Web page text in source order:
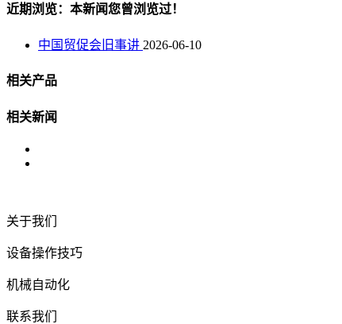
近期浏览：本新闻您曾浏览过！
中国贸促会旧事讲 2026-06-10
相关产品
相关新闻
关于我们
设备操作技巧
机械自动化
联系我们